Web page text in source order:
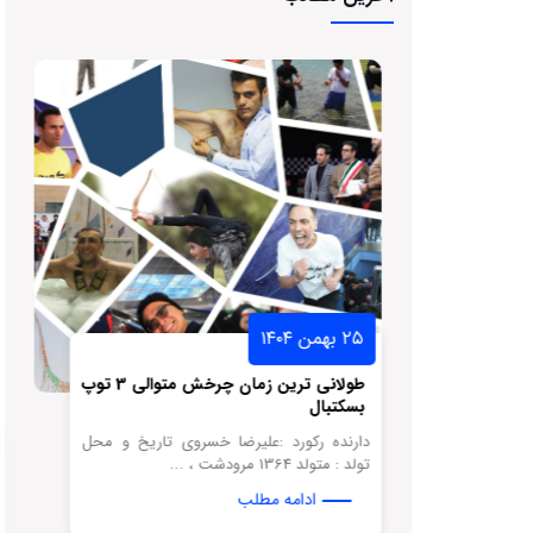
۲۵ بهمن ۱۴۰۴
طولانی ترین زمان چرخش متوالی 3 توپ
بسکتبال
دارنده رکورد :علیرضا خسروی تاریخ و محل
تولد : متولد 1364 مرودشت ، ...
ادامه مطلب